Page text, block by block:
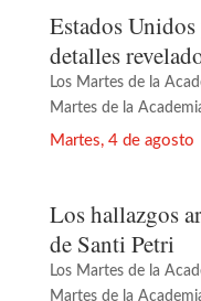
Estados
detalles
Los Martes de la
Martes de la
Martes, 4 de agosto
Los hallazgos
de Santi Petri
Los Martes de la
Martes de la